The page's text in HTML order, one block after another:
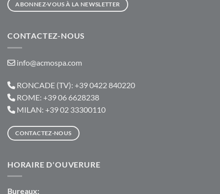
ABONNEZ-VOUS À LA NEWSLETTER
CONTACTEZ-NOUS
info@acmospa.com
RONCADE (TV): +39 0422 840220
ROME: +39 06 6628238
MILAN: +39 02 33300110
CONTACTEZ-NOUS
HORAIRE D'OUVERURE
Bureaux: